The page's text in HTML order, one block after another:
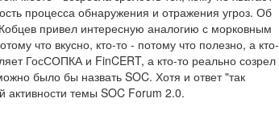
процесса обнаружения и отражения угроз. Об
привел интересную аналогию с морковным
что вкусно, кто-то - потому что полезно, а кто-
ГосСОПКА и FinCERT, а кто-то реально созрел
было бы назвать SOC. Хотя и ответ "так
темы SOC Forum 2.0.